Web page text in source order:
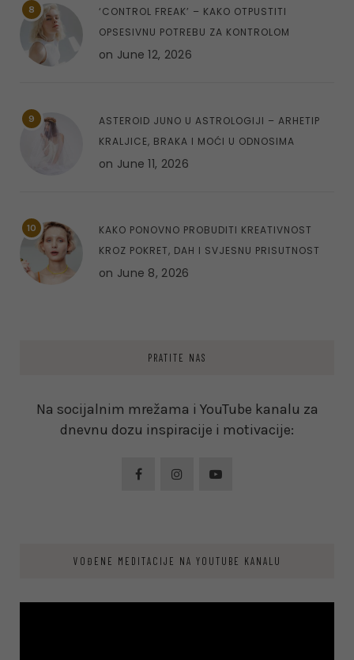
8
‘CONTROL FREAK’ – KAKO OTPUSTITI
OPSESIVNU POTREBU ZA KONTROLOM
on June 12, 2026
9
ASTEROID JUNO U ASTROLOGIJI – ARHETIP
KRALJICE, BRAKA I MOĆI U ODNOSIMA
on June 11, 2026
10
KAKO PONOVNO PROBUDITI KREATIVNOST
KROZ POKRET, DAH I SVJESNU PRISUTNOST
on June 8, 2026
PRATITE NAS
Na socijalnim mrežama i YouTube kanalu za
dnevnu dozu inspiracije i motivacije:
VOĐENE MEDITACIJE NA YOUTUBE KANALU